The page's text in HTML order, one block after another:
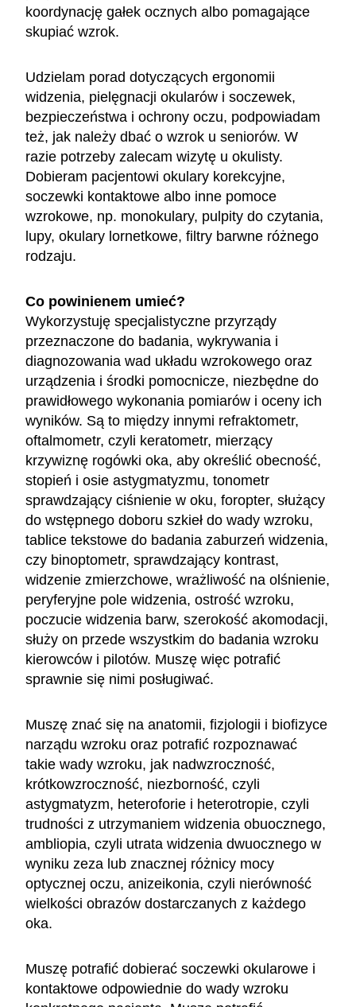
koordynację gałek ocznych albo pomagające
skupiać wzrok.
Udzielam porad dotyczących ergonomii
widzenia, pielęgnacji okularów i soczewek,
bezpieczeństwa i ochrony oczu, podpowiadam
też, jak należy dbać o wzrok u seniorów. W
razie potrzeby zalecam wizytę u okulisty.
Dobieram pacjentowi okulary korekcyjne,
soczewki kontaktowe albo inne pomoce
wzrokowe, np. monokulary, pulpity do czytania,
lupy, okulary lornetkowe, filtry barwne różnego
rodzaju.
Co powinienem umieć?
Wykorzystuję specjalistyczne przyrządy
przeznaczone do badania, wykrywania i
diagnozowania wad układu wzrokowego oraz
urządzenia i środki pomocnicze, niezbędne do
prawidłowego wykonania pomiarów i oceny ich
wyników. Są to między innymi refraktometr,
oftalmometr, czyli keratometr, mierzący
krzywiznę rogówki oka, aby określić obecność,
stopień i osie astygmatyzmu, tonometr
sprawdzający ciśnienie w oku, foropter, służący
do wstępnego doboru szkieł do wady wzroku,
tablice tekstowe do badania zaburzeń widzenia,
czy binoptometr, sprawdzający kontrast,
widzenie zmierzchowe, wrażliwość na olśnienie,
peryferyjne pole widzenia, ostrość wzroku,
poczucie widzenia barw, szerokość akomodacji,
służy on przede wszystkim do badania wzroku
kierowców i pilotów. Muszę więc potrafić
sprawnie się nimi posługiwać.
Muszę znać się na anatomii, fizjologii i biofizyce
narządu wzroku oraz potrafić rozpoznawać
takie wady wzroku, jak nadwzroczność,
krótkowzroczność, niezborność, czyli
astygmatyzm, heteroforie i heterotropie, czyli
trudności z utrzymaniem widzenia obuocznego,
ambliopia, czyli utrata widzenia dwuocznego w
wyniku zeza lub znacznej różnicy mocy
optycznej oczu, anizeikonia, czyli nierówność
wielkości obrazów dostarczanych z każdego
oka.
Muszę potrafić dobierać soczewki okularowe i
kontaktowe odpowiednie do wady wzroku